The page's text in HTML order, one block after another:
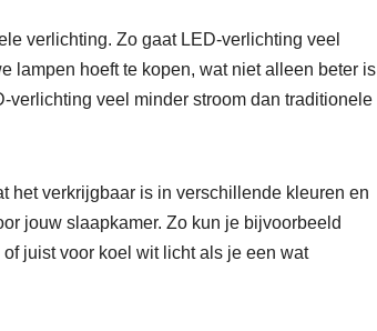
verlichting. Zo gaat LED-verlichting veel
lampen hoeft te kopen, wat niet alleen beter is
verlichting veel minder stroom dan traditionele
het verkrijgbaar is in verschillende kleuren en
jouw slaapkamer. Zo kun je bijvoorbeeld
juist voor koel wit licht als je een wat